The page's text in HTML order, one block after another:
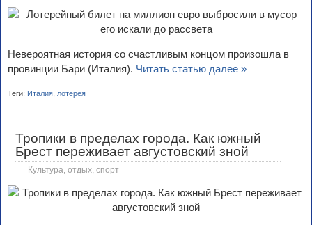
Невероятная история со счастливым концом произошла в
провинции Бари (Италия). Читать статью далее »
Теги: Италия лотерея
Тропики в пределах города. Как южный
Брест переживает августовский зной
Культура, отдых, спорт